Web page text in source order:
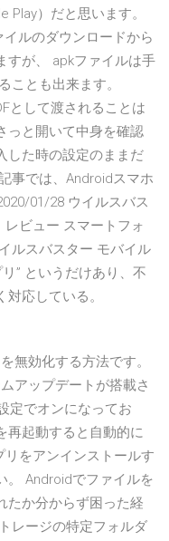
Play）だと思います。
イルのダウンロードから
すが、 apkファイルは手
ことも出来ます。
として渡されることは
っと開いて中身を確認
した時の設定のままだ
事では、Androidスマホ
01/28 ウイルスバス
ビュー スマートフォ
ルスバスター モバイル
” というだけあり、不
応している。
無効化する方法です。
アップデートが搭載さ
定でオンになってお
再起動すると自動的に
をアンインストールす
。 Androidでファイルを
たか分からず困った経
レージの特定フォルダ